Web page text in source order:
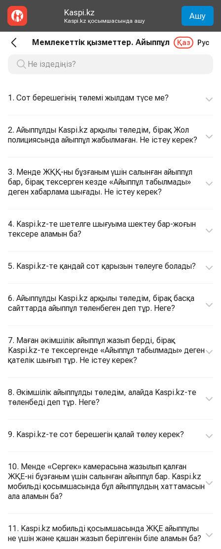
Kaspi.kz
Kaspi.kz қосымшасында ашу Ашу
Мемлекеттік қызметтер. Айыппұл Қаз Рус
1. Сот берешегінің төлемі жылдам түсе ме?
2. Айыппұлды Kaspi.kz арқылы төледім, бірақ Жол
полициясында айыппұл жабылмаған. Не істеу керек?
3. Менде ЖҚҚ-ны бұзғаным үшін салынған айыппұл
бар, бірақ тексерген кезде «Айыппұл табылмады»
деген хабарлама шығады. Не істеу керек?
4. Kaspi.kz-те шетелге шығуыма шектеу бар-жоғын
тексере аламын ба?
5. Kaspi.kz-те қандай сот қарызын төлеуге болады?
6. Айыппұлды Kaspi.kz арқылы төледім, бірақ басқа
сайттарда айыппұл төленбеген деп тұр. Неге?
7. Маған әкімшілік айыппұл жазып берді, бірақ
Kaspi.kz-те тексергенде «Айыппұл табылмады» деген
қателік шығып тұр. Не істеу керек?
8. Әкімшілік айыппұлды төледім, алайда Kaspi.kz-те
төленбеді деп тұр. Неге?
9. Kaspi.kz-те сот берешегін қалай төлеу керек?
10. Менде «Сергек» камерасына жазылып қалған
ЖҚЕ-ні бұзғаным үшін салынған айыппұл бар. Kaspi.kz
мобильді қосымшасында бұл айыппұлдың хаттамасын
ала аламын ба?
11. Kaspi.kz мобильді қосымшасында ЖҚЕ айыппұлы
не үшін және қашан жазып берілгенін біле аламын ба?